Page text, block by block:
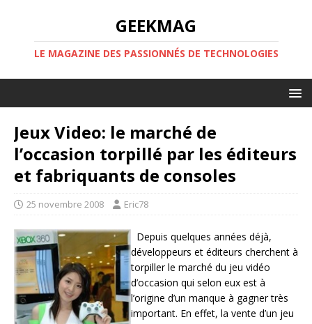
GEEKMAG
LE MAGAZINE DES PASSIONNÉS DE TECHNOLOGIES
Jeux Video: le marché de
l’occasion torpillé par les éditeurs
et fabriquants de consoles
25 novembre 2008 Eric78
Depuis quelques années déjà,
développeurs et éditeurs cherchent à
torpiller le marché du jeu vidéo
d’occasion qui selon eux est à
l’origine d’un manque à gagner très
important. En effet, la vente d’un jeu